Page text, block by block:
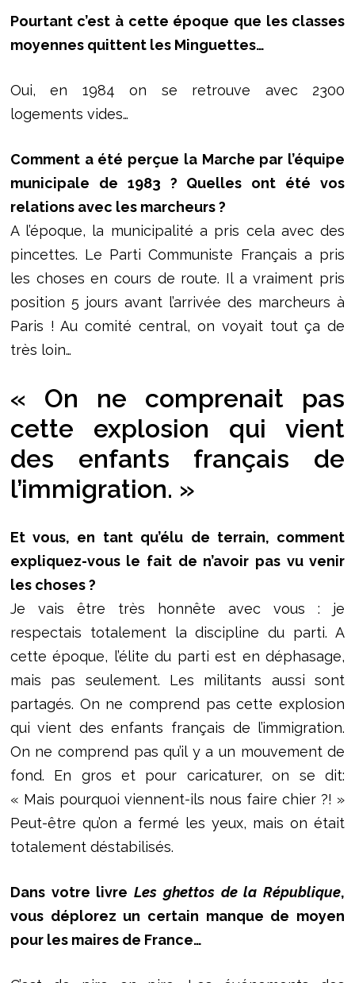
Pourtant c’est à cette époque que les classes
moyennes quittent les Minguettes…
Oui, en 1984 on se retrouve avec 2300
logements vides…
Comment a été perçue la Marche par l’équipe
municipale de 1983 ? Quelles ont été vos
relations avec les marcheurs ?
A l’époque, la municipalité a pris cela avec des
pincettes. Le Parti Communiste Français a pris
les choses en cours de route. Il a vraiment pris
position 5 jours avant l’arrivée des marcheurs à
Paris ! Au comité central, on voyait tout ça de
très loin…
« On ne comprenait pas
cette explosion qui vient
des enfants français de
l’immigration. »
Et vous, en tant qu’élu de terrain, comment
expliquez-vous le fait de n’avoir pas vu venir
les choses ?
Je vais être très honnête avec vous : je
respectais totalement la discipline du parti. A
cette époque, l’élite du parti est en déphasage,
mais pas seulement. Les militants aussi sont
partagés. On ne comprend pas cette explosion
qui vient des enfants français de l’immigration.
On ne comprend pas qu’il y a un mouvement de
fond. En gros et pour caricaturer, on se dit:
« Mais pourquoi viennent-ils nous faire chier ?! »
Peut-être qu’on a fermé les yeux, mais on était
totalement déstabilisés.
Dans votre livreLes ghettos de la République,
vous déplorez un certain manque de moyen
pour les maires de France…